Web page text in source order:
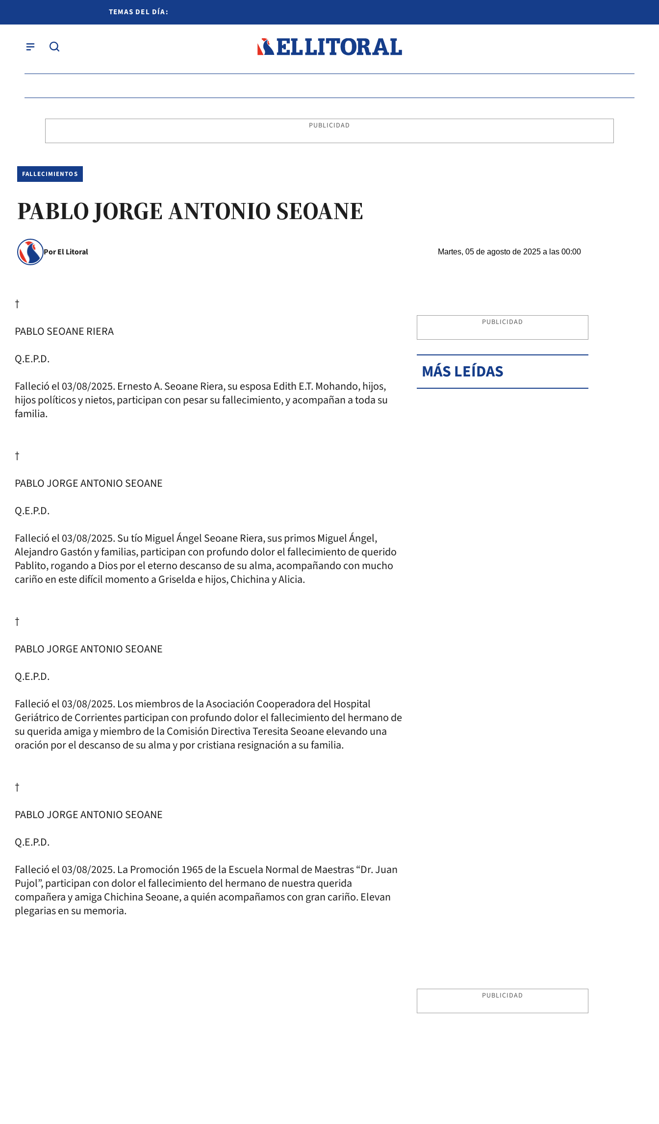
TEMAS DEL DÍA:
PUBLICIDAD
FALLECIMIENTOS
PABLO JORGE ANTONIO SEOANE
Por El Litoral Martes, 05 de agosto de 2025 a las 00:00
†
PABLO SEOANE RIERA
Q.E.P.D.
Falleció el 03/08/2025. Ernesto A. Seoane Riera, su esposa Edith E.T. Mohando, hijos,
hijos políticos y nietos, participan con pesar su fallecimiento, y acompañan a toda su
familia.
†
PABLO JORGE ANTONIO SEOANE
Q.E.P.D.
Falleció el 03/08/2025. Su tío Miguel Ángel Seoane Riera, sus primos Miguel Ángel,
Alejandro Gastón y familias, participan con profundo dolor el fallecimiento de querido
Pablito, rogando a Dios por el eterno descanso de su alma, acompañando con mucho
cariño en este difícil momento a Griselda e hijos, Chichina y Alicia.
†
PABLO JORGE ANTONIO SEOANE
Q.E.P.D.
Falleció el 03/08/2025. Los miembros de la Asociación Cooperadora del Hospital
Geriátrico de Corrientes participan con profundo dolor el fallecimiento del hermano de
su querida amiga y miembro de la Comisión Directiva Teresita Seoane elevando una
oración por el descanso de su alma y por cristiana resignación a su familia.
†
PABLO JORGE ANTONIO SEOANE
Q.E.P.D.
Falleció el 03/08/2025. La Promoción 1965 de la Escuela Normal de Maestras “Dr. Juan
Pujol”, participan con dolor el fallecimiento del hermano de nuestra querida
compañera y amiga Chichina Seoane, a quién acompañamos con gran cariño. Elevan
plegarias en su memoria.
PUBLICIDAD
MÁS LEÍDAS
PUBLICIDAD